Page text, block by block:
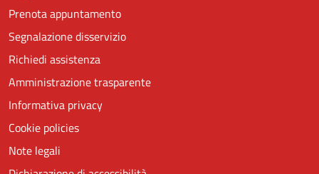
Prenota appuntamento
Segnalazione disservizio
Richiedi assistenza
Amministrazione trasparente
Informativa privacy
Cookie policies
Note legali